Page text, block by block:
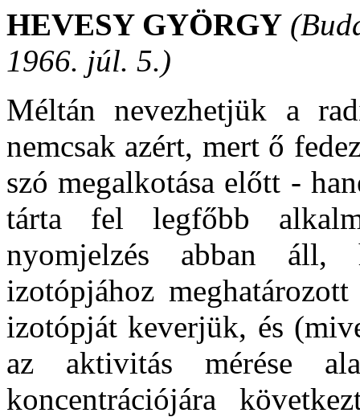
HEVESY GYÖRGY
1966. júl. 5.)
Méltán nevezhetjük a
nemcsak azért, mert ő
szó megalkotása előtt -
tárta fel legfőbb
nyomjelzés abban
izotópjához
izotópját keverjük, és
az aktivitás mérése
koncentrációjára